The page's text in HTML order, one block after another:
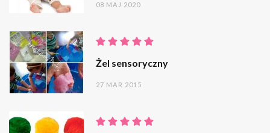
08 MAJ 2020
Żel sensoryczny
27 MAR 2015